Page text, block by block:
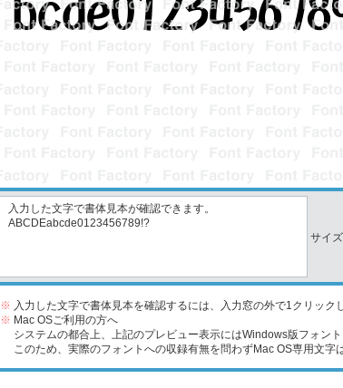
サイズ
※ 入力した文字で書体見本を確認するには、入力窓の外で1クリック
※ Mac OSご利用の方へ
システムの都合上、上記のプレビュー表示にはWindows版フォント
このため、実際のフォントへの収録有無を問わずMac OS専用文字